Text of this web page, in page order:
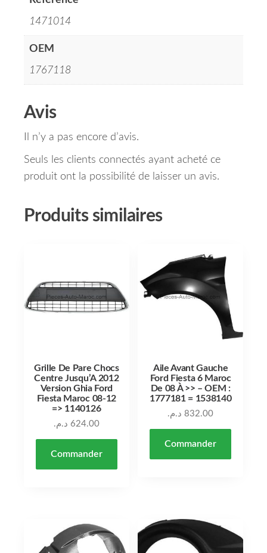
1471014
OEM
1767118
Avis
Il n’y a pas encore d’avis.
Seuls les clients connectés ayant acheté ce
produit ont la possibilité de laisser un avis.
Produits similaires
Grille De Pare Chocs
Centre Jusqu’A 2012
Version Ghia Ford
Fiesta Maroc 08-12
=> 1140126
624.00 د.م.
Commander
Aile Avant Gauche
Ford Fiesta 6 Maroc
De 08 À >> – OEM :
1777181 = 1538140
832.00 د.م.
Commander